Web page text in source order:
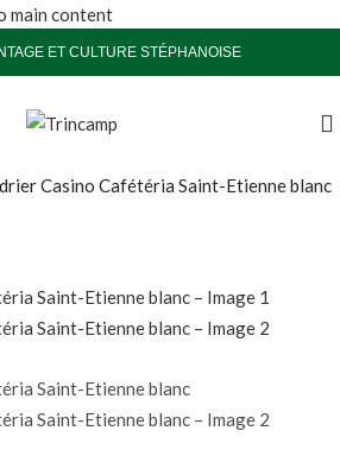
main content
ET CULTURE STÉPHANOISE
Casino Cafétéria Saint-Etienne blanc